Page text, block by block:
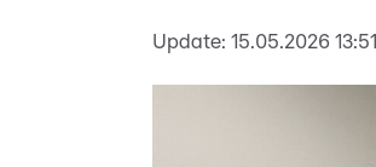
Update: 15.05.2026 13:51